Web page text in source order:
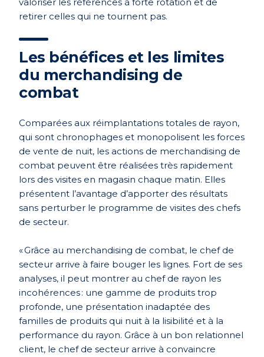
retirer celles qui ne tournent pas.
Les bénéfices et les limites
du merchandising de
combat
Comparées aux réimplantations totales de rayon,
qui sont chronophages et monopolisent les forces
de vente de nuit, les actions de merchandising de
combat peuvent être réalisées très rapidement
lors des visites en magasin chaque matin. Elles
présentent l’avantage d’apporter des résultats
sans perturber le programme de visites des chefs
de secteur.
« Grâce au merchandising de combat, le chef de
secteur arrive à faire bouger les lignes. Fort de ses
analyses, il peut montrer au chef de rayon les
incohérences : une gamme de produits trop
profonde, une présentation inadaptée des
familles de produits qui nuit à la lisibilité et à la
performance du rayon. Grâce à un bon relationnel
client, le chef de secteur arrive à convaincre